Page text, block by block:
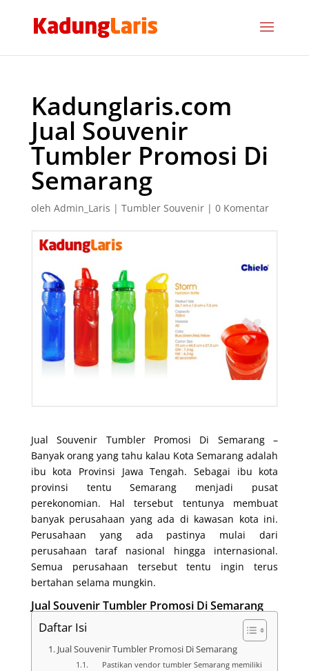
Kadunglaris.com
Jual Souvenir
Tumbler Promosi Di
Semarang
oleh Admin_Laris | Tumbler Souvenir| 0 Komentar
Jual Souvenir Tumbler Promosi Di Semarang –
Banyak orang yang tahu kalau Kota Semarang adalah
ibu kota Provinsi Jawa Tengah. Sebagai ibu kota
provinsi tentu Semarang menjadi pusat
perekonomian. Hal tersebut tentunya membuat
banyak perusahaan yang ada di kawasan kota ini.
Perusahaan yang ada pastinya mulai dari
perusahaan taraf nasional hingga internasional.
Semua perusahaan tersebut tentu ingin terus
bertahan selama mungkin.
Jual Souvenir Tumbler Promosi Di Semarang
Daftar Isi
Jual Souvenir Tumbler Promosi Di Semarang
Pastikan vendor tumbler Semarang memiliki